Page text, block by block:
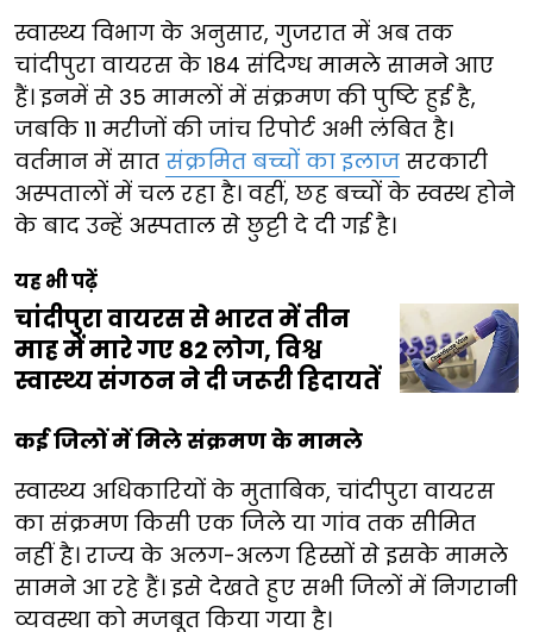
स्वास्थ्य विभाग के अनुसार, गुजरात में अब तक
चांदीपुरा वायरस के 184 संदिग्ध मामले सामने आए
हैं। इनमें से 35 मामलों में संक्रमण की पुष्टि हुई है,
जबकि 11 मरीजों की जांच रिपोर्ट अभी लंबित है।
वर्तमान में सात संक्रमित बच्चों का इलाज सरकारी
अस्पतालों में चल रहा है। वहीं, छह बच्चों के स्वस्थ होने
के बाद उन्हें अस्पताल से छुट्टी दे दी गई है।
यह भी पढ़ें
चांदीपुरा वायरस से भारत में तीन
माह में मारे गए 82 लोग, विश्व
स्वास्थ्य संगठन ने दी जरूरी हिदायतें
कई जिलों में मिले संक्रमण के मामले
स्वास्थ्य अधिकारियों के मुताबिक, चांदीपुरा वायरस
का संक्रमण किसी एक जिले या गांव तक सीमित
नहीं है। राज्य के अलग-अलग हिस्सों से इसके मामले
सामने आ रहे हैं। इसे देखते हुए सभी जिलों में निगरानी
व्यवस्था को मजबूत किया गया है।